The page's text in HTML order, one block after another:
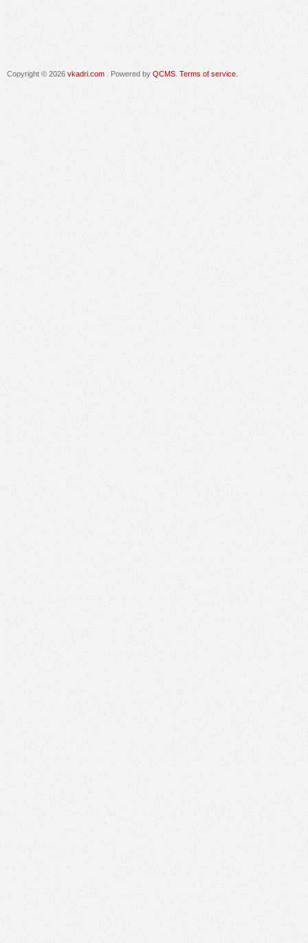
Copyright © 2026 vkadri.com . Powered by QCMS Terms of service.